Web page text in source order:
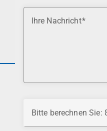
Ihre Nachricht
Bitte berechnen Sie: